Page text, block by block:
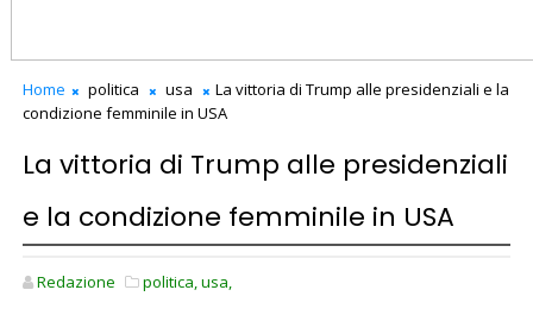
Home politica usa
La vittoria di Trump alle presidenziali e la
condizione femminile in USA
La vittoria di Trump alle presidenziali
e la condizione femminile in USA
Redazione politica,usa,